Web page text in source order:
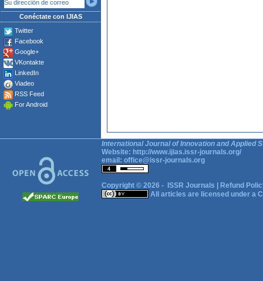
Conéctate con IJIAS
Twitter
Facebook
Google+
VKontakte
LinkedIn
Viadeo
RSS Feed
For Android
International Journal of Innovation and Applied
Website: http://www.ijias.issr-journals.org/
email: office@issr-journals.org
Copyright © 2026 - ISSR Journals
Refund
All articles are licensed under a